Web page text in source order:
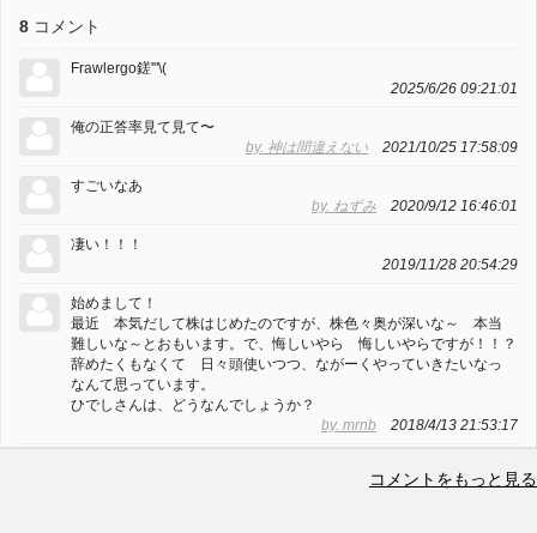
8 コメント
Frawlergo鎈'"\(
2025/6/26 09:21:01
俺の正答率見て見て〜
by. 神は間違えない 2021/10/25 17:58:09
すごいなあ
by. ねずみ 2020/9/12 16:46:01
凄い！！！
2019/11/28 20:54:29
始めまして！
最近 本気だして株はじめたのですが、株色々奥が深いな～ 本当
難しいな～とおもいます。で、悔しいやら 悔しいやらですが！！？
辞めたくもなくて 日々頭使いつつ、ながーくやっていきたいなっ
なんて思っています。
ひでしさんは、どうなんでしょうか？
by. mrnb 2018/4/13 21:53:17
コメントをもっと見る